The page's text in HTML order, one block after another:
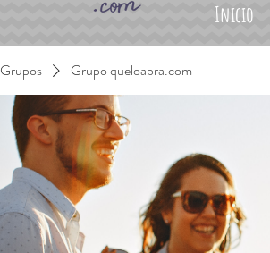
Inicio
Grupos Grupo queloabra.com